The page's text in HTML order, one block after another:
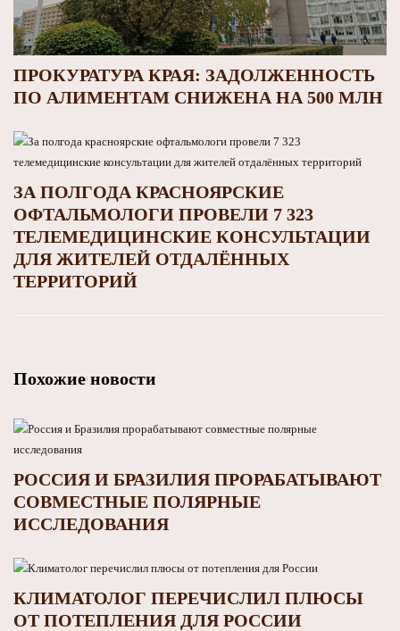
ПРОКУРАТУРА КРАЯ: ЗАДОЛЖЕННОСТЬ
ПО АЛИМЕНТАМ СНИЖЕНА НА 500 МЛН
ЗА ПОЛГОДА КРАСНОЯРСКИЕ
ОФТАЛЬМОЛОГИ ПРОВЕЛИ 7 323
ТЕЛЕМЕДИЦИНСКИЕ КОНСУЛЬТАЦИИ
ДЛЯ ЖИТЕЛЕЙ ОТДАЛЁННЫХ
ТЕРРИТОРИЙ
Похожие новости
РОССИЯ И БРАЗИЛИЯ ПРОРАБАТЫВАЮТ
СОВМЕСТНЫЕ ПОЛЯРНЫЕ
ИССЛЕДОВАНИЯ
КЛИМАТОЛОГ ПЕРЕЧИСЛИЛ ПЛЮСЫ
ОТ ПОТЕПЛЕНИЯ ДЛЯ РОССИИ